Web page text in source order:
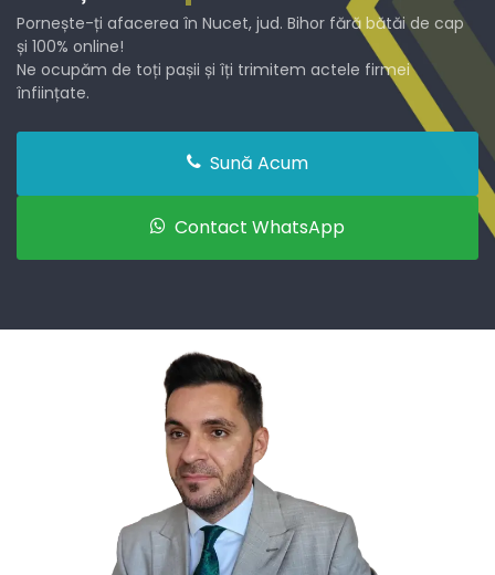
Pornește-ți afacerea în Nucet, jud. Bihor fără bătăi de cap
și 100% online!
Ne ocupăm de toți pașii și îți trimitem actele firmei
înființate.
Sună Acum
Contact WhatsApp